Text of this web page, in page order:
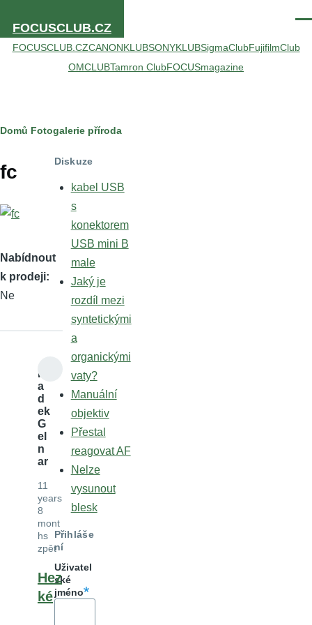
FOCUSCLUB.CZ
FOCUSCLUB.CZCANONKLUBSONYKLUBSigmaClubFujifilmClub
OMCLUBTamron ClubFOCUSmagazine
Drobečková
navigace
Domů Fotogalerie příroda
fc
Nabídnout
k prodeji
Ne
R
a
d
ek
G
el
n
ar
11
years
8
mont
hs
zpět
Hez
ké
Diskuze
kabel USB
s
konektorem
USB mini B
male
Jaký je
rozdíl mezi
syntetickými
a
organickými
vaty?
Manuální
objektiv
Přestal
reagovat AF
Nelze
vysunout
blesk
Přihláše
ní
Uživatel
ské
jméno